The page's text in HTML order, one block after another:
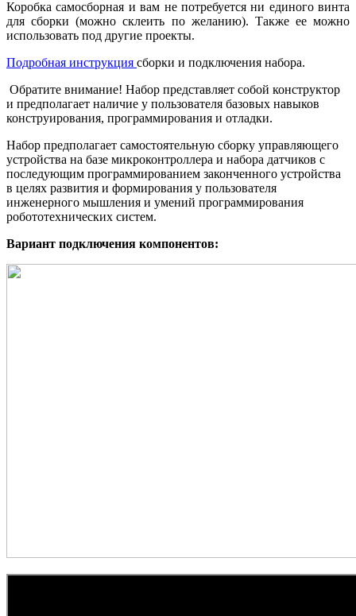
Коробка самосборная и вам не потребуется ни единого винта
для сборки (можно склеить по желанию). Также ее можно
использовать под другие проекты.
Подробная инструкция сборки и подключения набора.
Обратите внимание! Набор представляет собой конструктор
и предполагает наличие у пользователя базовых навыков
конструирования, программирования и отладки.
Набор предполагает самостоятельную сборку управляющего
устройства на базе микроконтроллера и набора датчиков с
последующим программированием законченного устройства
в целях развития и формирования у пользователя
инженерного мышления и умений программирования
робототехнических систем.
Вариант подключения компонентов: